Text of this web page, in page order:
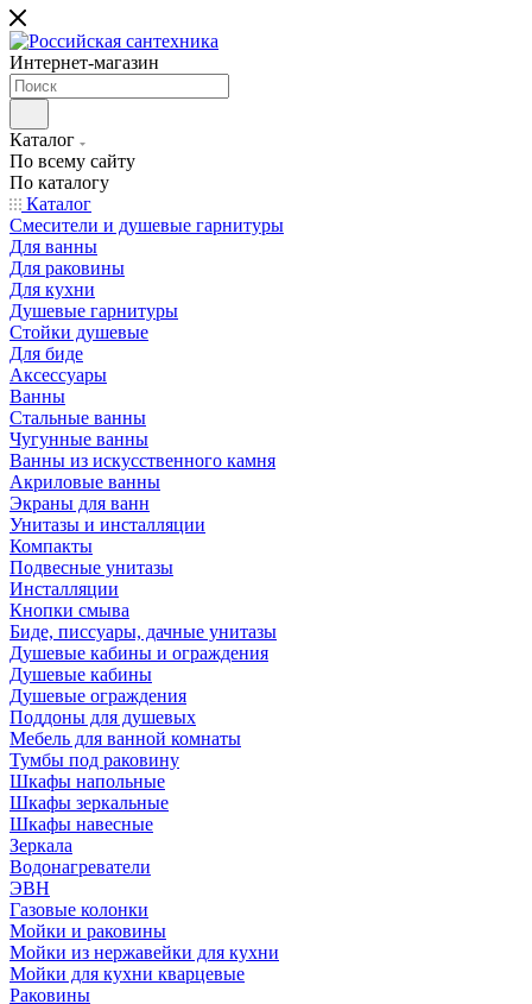
Интернет-магазин
Каталог
По всему сайту
По каталогу
Каталог
Смесители и душевые гарнитуры
Для ванны
Для раковины
Для кухни
Душевые гарнитуры
Стойки душевые
Для биде
Аксессуары
Ванны
Стальные ванны
Чугунные ванны
Ванны из искусственного камня
Акриловые ванны
Экраны для ванн
Унитазы и инсталляции
Компакты
Подвесные унитазы
Инсталляции
Кнопки смыва
Биде, писсуары, дачные унитазы
Душевые кабины и ограждения
Душевые кабины
Душевые ограждения
Поддоны для душевых
Мебель для ванной комнаты
Тумбы под раковину
Шкафы напольные
Шкафы зеркальные
Шкафы навесные
Зеркала
Водонагреватели
ЭВН
Газовые колонки
Мойки и раковины
Мойки из нержавейки для кухни
Мойки для кухни кварцевые
Раковины